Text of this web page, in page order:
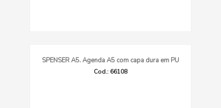
SPENSER A5. Agenda A5 com capa dura em PU
Cod.: 66108